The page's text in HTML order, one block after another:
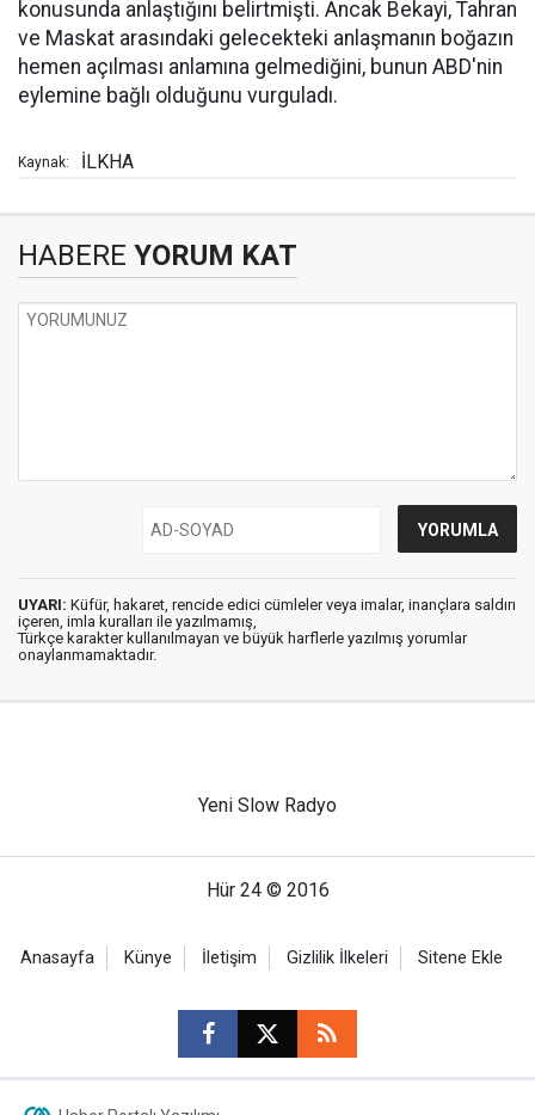
konusunda anlaştığını belirtmişti. Ancak Bekayi, Tahran
ve Maskat arasındaki gelecekteki anlaşmanın boğazın
hemen açılması anlamına gelmediğini, bunun ABD'nin
eylemine bağlı olduğunu vurguladı.
Kaynak: İLKHA
HABERE YORUM KAT
UYARI: Küfür, hakaret, rencide edici cümleler veya imalar, inançlara saldırı
içeren, imla kuralları ile yazılmamış,
Türkçe karakter kullanılmayan ve büyük harflerle yazılmış yorumlar
onaylanmamaktadır.
Yeni Slow Radyo
Hür 24 © 2016
Anasayfa Künye İletişim Gizlilik İlkeleri Sitene Ekle